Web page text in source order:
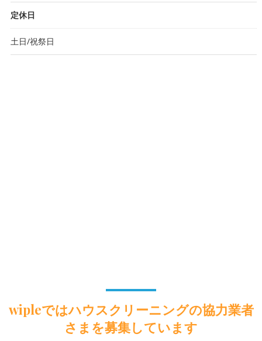
定休日
土日/祝祭日
wipleではハウスクリーニングの協力業者
さまを募集しています